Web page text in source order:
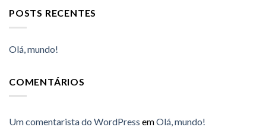
POSTS RECENTES
Olá, mundo!
COMENTÁRIOS
Um comentarista do WordPress emOlá, mundo!